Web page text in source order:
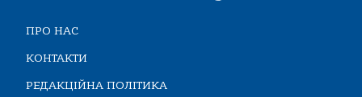
ПРО НАС
КОНТАКТИ
РЕДАКЦІЙНА ПОЛІТИКА